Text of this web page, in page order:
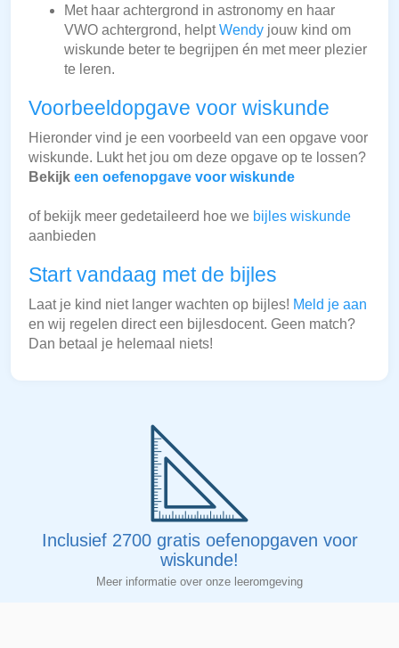
Met haar achtergrond in astronomy en haar
VWO achtergrond, helptWendy jouw kind om
wiskunde beter te begrijpen én met meer plezier
te leren.
Voorbeeldopgave voor wiskunde
Hieronder vind je een voorbeeld van een opgave voor
wiskunde. Lukt het jou om deze opgave op te lossen?
Bekijk een oefenopgave voor wiskunde
of bekijk meer gedetaileerd hoe we bijles wiskunde
aanbieden
Start vandaag met de bijles
Laat je kind niet langer wachten op bijles! Meld je aan
en wij regelen direct een bijlesdocent. Geen match?
Dan betaal je helemaal niets!
Inclusief 2700 gratis oefenopgaven voor
wiskunde!
Meer informatie over onze leeromgeving